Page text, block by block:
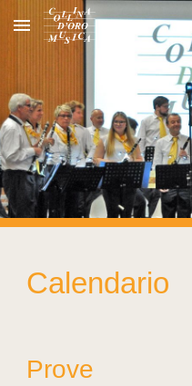
Skip to main content
Calendario
Prove